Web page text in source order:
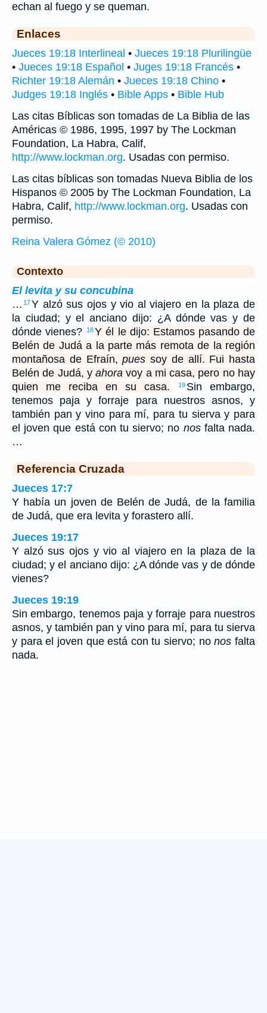
echan al fuego y se queman.
Enlaces
Jueces 19:18 Interlineal • Jueces 19:18 Plurilingüe
• Jueces 19:18 Español • Juges 19:18 Francés •
Richter 19:18 Alemán • Jueces 19:18 Chino •
Judges 19:18 Inglés • Bible Apps • Bible Hub
Las citas Bíblicas son tomadas de La Biblia de las
Américas © 1986, 1995, 1997 by The Lockman
Foundation, La Habra, Calif,
http://www.lockman.org. Usadas con permiso.
Las citas bíblicas son tomadas Nueva Biblia de los
Hispanos © 2005 by The Lockman Foundation, La
Habra, Calif, http://www.lockman.org. Usadas con
permiso.
Reina Valera Gómez (© 2010)
Contexto
El levita y su concubina
… 17Y alzó sus ojos y vio al viajero en la plaza de
la ciudad; y el anciano dijo: ¿A dónde vas y de
dónde vienes?
18Y él le dijo: Estamos pasando de
Belén de Judá a la parte más remota de la región
montañosa de Efraín,pues soy de allí. Fui hasta
Belén de Judá, yahora voy a mi casa, pero no hay
quien me reciba en su casa.
19 Sin embargo,
tenemos paja y forraje para nuestros asnos, y
también pan y vino para mí, para tu sierva y para
el joven que está con tu siervo; no nosfalta nada.
…
Referencia Cruzada
Jueces 17:7
Y había un joven de Belén de Judá, de la familia
de Judá, que era levita y forastero allí.
Jueces 19:17
Y alzó sus ojos y vio al viajero en la plaza de la
ciudad; y el anciano dijo: ¿A dónde vas y de dónde
vienes?
Jueces 19:19
Sin embargo, tenemos paja y forraje para nuestros
asnos, y también pan y vino para mí, para tu sierva
y para el joven que está con tu siervo; nonos falta
nada.